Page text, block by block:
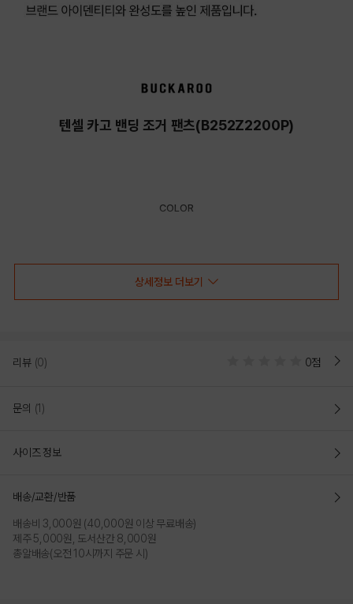
텐셀 카고 밴딩 조거 팬츠(B252Z2200P)
COLOR
상세정보 더보기
리뷰 (0) 0점
문의 (1)
사이즈 정보
배송/교환/반품
배송비 3,000원 (40,000원 이상 무료배송)
제주 5,000원, 도서산간 8,000원
총알배송(오전 10시까지 주문 시)